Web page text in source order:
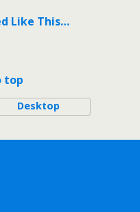
Like This…
top
Desktop